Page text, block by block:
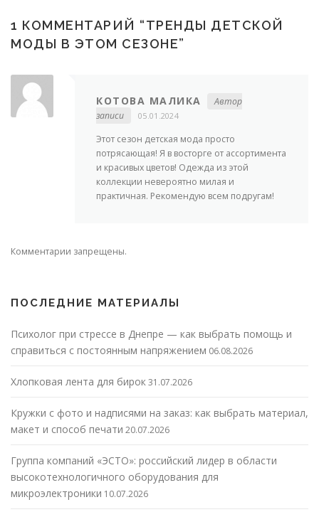
1 КОММЕНТАРИЙ “ТРЕНДЫ ДЕТСКОЙ
МОДЫ В ЭТОМ СЕЗОНЕ”
КОТОВА МАЛИКА
Автор
записи
05.01.2024
Этот сезон детская мода просто
потрясающая! Я в восторге от ассортимента
и красивых цветов! Одежда из этой
коллекции невероятно милая и
практичная. Рекомендую всем подругам!
Комментарии запрещены.
ПОСЛЕДНИЕ МАТЕРИАЛЫ
Психолог при стрессе в Днепре — как выбрать помощь и
справиться с постоянным напряжением 06.08.2026
Хлопковая лента для бирок31.07.2026
Кружки с фото и надписями на заказ: как выбрать материал,
макет и способ печати 20.07.2026
Группа компаний «ЭСТО»: российский лидер в области
высокотехнологичного оборудования для
микроэлектроники 10.07.2026